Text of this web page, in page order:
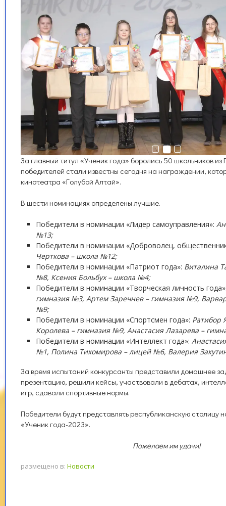
За главный титул «Ученик года» боролись 50 школьников
победителей стали известны сегодня на награждении,
кинотеатра «Голубой Алтай».
В шести номинациях определены лучшие.
Победители в номинации «Лидер самоуправления»:
№13;
Победители в номинации «Доброволец,
Черткова – школа №12;
Победители в номинации «Патриот года»: Виталина
№8, Ксения Больбух – школа №4;
Победители в номинации «Творческая личность
гимназия №3, Артем Заречнев – гимназия №9,
№9;
Победители в номинации «Спортсмен года»: Ратибор
Королева – гимназия №9, Анастасия Лазарева –
Победители в номинации «Интеллект года»:
№1, Полина Тихомирова – лицей №6, Валерия
За время испытаний конкурсанты представили домашнее
презентацию, решили кейсы, участвовали в дебатах,
игр, сдавали спортивные нормы.
Победители будут представлять республиканскую столицу
«Ученик года-2023».
Пожелаем им удачи!
размещено в: Новости